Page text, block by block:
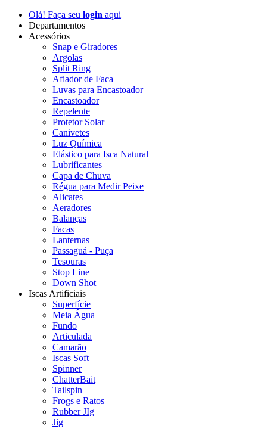
Olá! Faça seu login aqui
Departamentos
Acessórios
Snap e Giradores
Argolas
Split Ring
Afiador de Faca
Luvas para Encastoador
Encastoador
Repelente
Protetor Solar
Canivetes
Luz Química
Elástico para Isca Natural
Lubrificantes
Capa de Chuva
Régua para Medir Peixe
Alicates
Aeradores
Balanças
Facas
Lanternas
Passaguá - Puça
Tesouras
Stop Line
Down Shot
Iscas Artificiais
Superfície
Meia Água
Fundo
Articulada
Camarão
Iscas Soft
Spinner
ChatterBait
Tailspin
Frogs e Ratos
Rubber JIg
Jig